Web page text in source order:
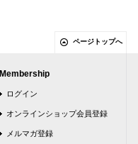
ページトップへ
Membership
ログイン
オンラインショップ会員登録
メルマガ登録